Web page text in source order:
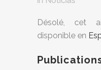
Désolé, cet
disponible en